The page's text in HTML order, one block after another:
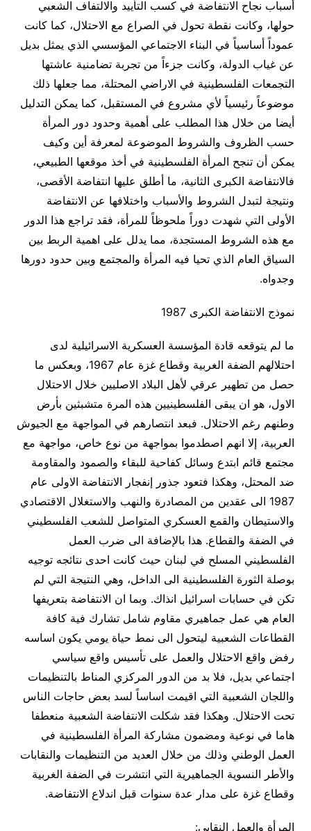
أسباب نجاح الانتفاضة في كسب التأييد والالتفاف الشعبي
حولها، وكانت نقطة تحول في الصراع مع الاحتلال، كما كانت
عموداً أساسياً في البناء الاجتماعي المؤسسي الذي يمثل بديل
عن غياب الدولة، وكانت جزءاً من تجربة تضامنية عاشتها
التجمعات الفلسطينية في الاراضي المحتلة، مما جعلها ذلك
موضوعاً رئيسياً لأي مشروع في المستقبل، كما يمكن التدليل
أيضا من خلال هذا المطلب على أهمية وحدود دور المرأة
حسب الظروف والشروط الموضوعة لمعرفة أين وكيف
يمكن أن تنجح المرأة الفلسطينية في أخذ موقعها الطبيعي،
فالانتفاضة الكبرى الثانية، ما أطلق عليها انتفاضة الأقصى،
ونتيجة لتبدل الشروط والأسباب واختلافها عن الانتفاضة
الأولى التي شهدت دوراً ملحوظاً للمرأة، فقد تراجع هذا الدور
مع هذه الشروط المستجدة، مما يدلل على اهمية الربط بين
السياق العام الذي تحيا فيه المرأة والمجتمع وبين حدود دورها
وجدواه.
نموذج الانتفاضة الكبرى 1987
ما لم يتوقعه قادة المؤسسة العسكرية الاسرائيلية لدى
احتلالهم الضفة الغربية وقطاع غزة عام 1967، وبعكس ما
حصل من تطهير عرقي لأهل البلاد الاصليين خلال الاحتلال
الاول، هو ان يبقى الفلسطينيين هذه المرة متشبثين بأرض
وطنهم رغم الاحتلال. فبعد انتصارهم في المواجهة مع الجيوش
العربية، إلا انهم اصطدموا بمواجهة من نوع خاص، مواجهة مع
مجتمع قائم ابتدع وسائل كفاحية للبقاء والصمود والمقاومة
ضد المحتل، وهكذا فتعود جذور إنفجار الانتفاضة الاولى عام
1987 الى عقدين من المصادرة والنهب والاستغلال الاقتصادي
والاستيطان والقمع العسكري المتواصل للشعب الفلسطيني
في الضفة والقطاع. هذا بالإضافة الى ضرب العمل
الفلسطيني المسلح في لبنان حيث كانت احدى نتائجه توجيه
بوصلة الثورة الفلسطينية الى الداخل، وهي النتيجة التي لم
تكن في حسابات اسرائيل انذاك. وبما ان الانتفاضة بتعريفها
العام هي عمل جماهيري مقاوم شامل تشارك فية كافة
القطاعات الشعبية ليتحول الى نمط حياة يومي يكون اساسه
رفض واقع الاحتلال والعمل على تأسيس واقع سياسي
اجتماعي بديل، فلا بد من الدور المركزي المناط بالتنظيمات
واللجان الشعبية التي اقيمت اساساً لسد بعض حاجات الناس
تحت الاحتلال. وهكذا فقد شكلت الانتفاضة الشعبية منعطفا
هاما في نوعية ومضمون مشاركة المرأة الفلسطينية في
العمل الوطني وذلك من خلال العديد من التنظيمات والنقابات
والأطر النسوية الجماهيرية التي انتشرت في الضفة الغربية
وقطاع غزة على مدار عدة سنوات قبل اندلاع الانتفاضة.
المرأة والعمل النقابي: